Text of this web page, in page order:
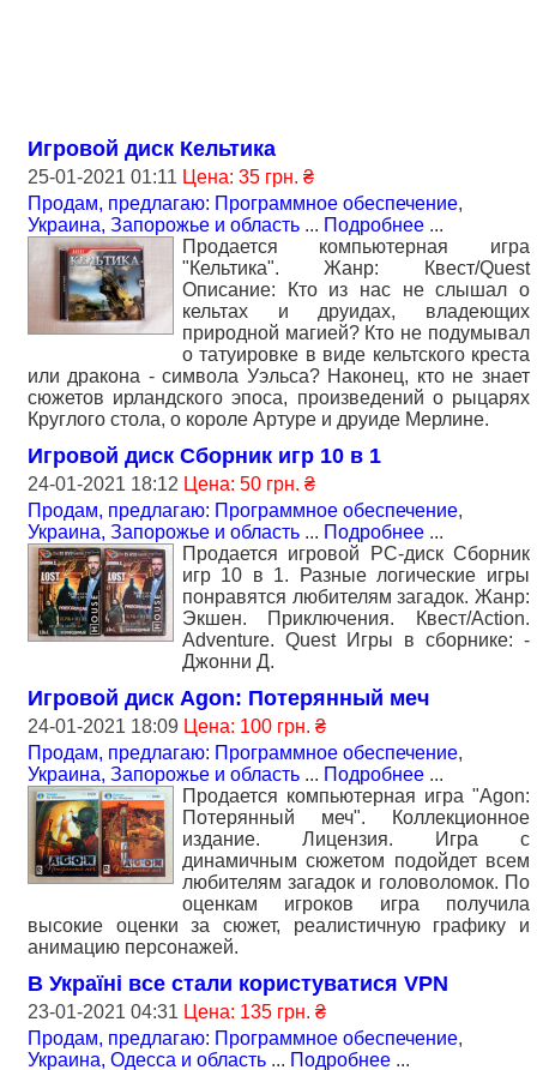
Игровой диск Кельтика
25-01-2021 01:11 Цена: 35 грн. ₴
Продам, предлагаю: Программное обеспечение,
Украина, Запорожье и область ... Подробнее ...
Продается компьютерная игра
"Кельтика". Жанр: Квест/Quest
Описание: Кто из нас не слышал о
кельтах и друидах, владеющих
природной магией? Кто не подумывал
о татуировке в виде кельтского креста
или дракона - символа Уэльса? Наконец, кто не знает
сюжетов ирландского эпоса, произведений о рыцарях
Круглого стола, о короле Артуре и друиде Мерлине.
Игровой диск Сборник игр 10 в 1
24-01-2021 18:12 Цена: 50 грн. ₴
Продам, предлагаю: Программное обеспечение,
Украина, Запорожье и область ... Подробнее ...
Продается игровой PC-диск Сборник
игр 10 в 1. Разные логические игры
понравятся любителям загадок. Жанр:
Экшен. Приключения. Квест/Action.
Adventure. Quest Игры в сборнике: -
Джонни Д.
Игровой диск Agon: Потерянный меч
24-01-2021 18:09 Цена: 100 грн. ₴
Продам, предлагаю: Программное обеспечение,
Украина, Запорожье и область ... Подробнее ...
Продается компьютерная игра "Agon:
Потерянный меч". Коллекционное
издание. Лицензия. Игра с
динамичным сюжетом подойдет всем
любителям загадок и головоломок. По
оценкам игроков игра получила
высокие оценки за сюжет, реалистичную графику и
анимацию персонажей.
В Україні все стали користуватися VPN
23-01-2021 04:31 Цена: 135 грн. ₴
Продам, предлагаю: Программное обеспечение,
Украина, Одесса и область ... Подробнее ...